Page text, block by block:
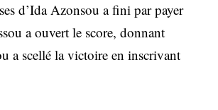
d’Ida Azonsou a fini par payer
a ouvert le score, donnant
a scellé la victoire en inscrivant